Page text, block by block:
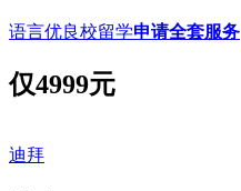
语言优良校留学申请全套服务
仅4999元
迪拜